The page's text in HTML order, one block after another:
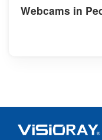
Webcams in